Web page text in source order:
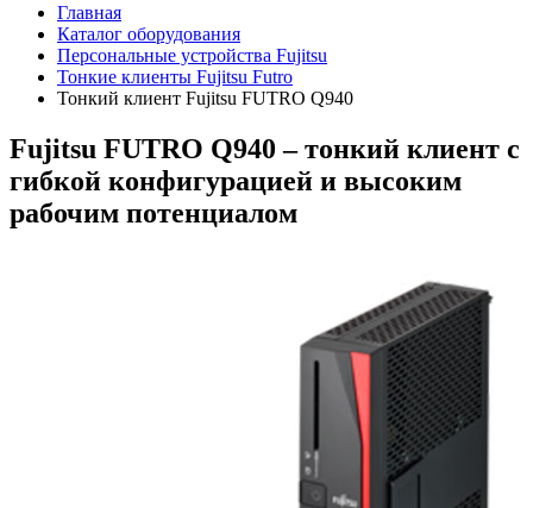
Главная
Каталог оборудования
Персональные устройства Fujitsu
Тонкие клиенты Fujitsu Futro
Тонкий клиент Fujitsu FUTRO Q940
Fujitsu FUTRO Q940 – тонкий клиент с
гибкой конфигурацией и высоким
рабочим потенциалом